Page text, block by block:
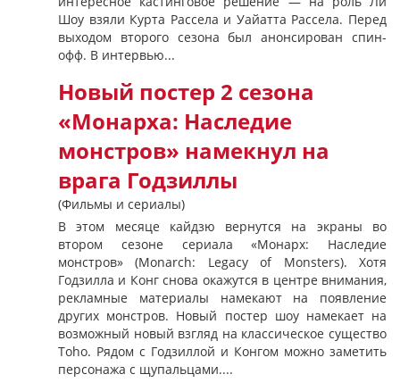
Шоу взяли Курта Рассела и Уайатта Рассела. Перед
выходом второго сезона был анонсирован спин-
офф. В интервью...
Новый постер 2 сезона
«Монарха: Наследие
монстров» намекнул на
врага Годзиллы
(Фильмы и сериалы)
В этом месяце кайдзю вернутся на экраны во
втором сезоне сериала «Монарх: Наследие
монстров» (Monarch: Legacy of Monsters). Хотя
Годзилла и Конг снова окажутся в центре внимания,
рекламные материалы намекают на появление
других монстров. Новый постер шоу намекает на
возможный новый взгляд на классическое существо
Toho. Рядом с Годзиллой и Конгом можно заметить
персонажа с щупальцами....